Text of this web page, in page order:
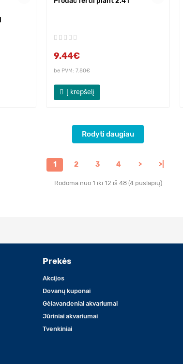
9.44€
be PVM: 7.80€
Į krepšelį
Rodyti daugiau
1 2 3 4 > >|
Rodoma nuo 1 iki 12 iš 48 (4 puslapių)
Prekės
Akcijos
Dovanų kuponai
Gėlavandeniai akvariumai
Jūriniai akvariumai
Tvenkiniai